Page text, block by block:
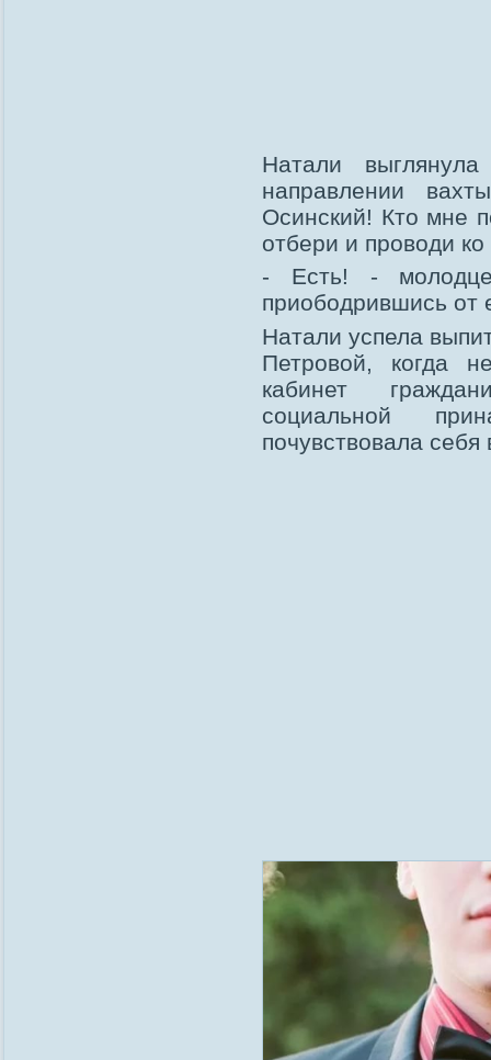
Натали
направлении
Осинский! Кто мне
отбери и проводи
- Есть! -
приободрившись от
Натали успела
Петровой, когда
кабинет
социальной
почувствовала